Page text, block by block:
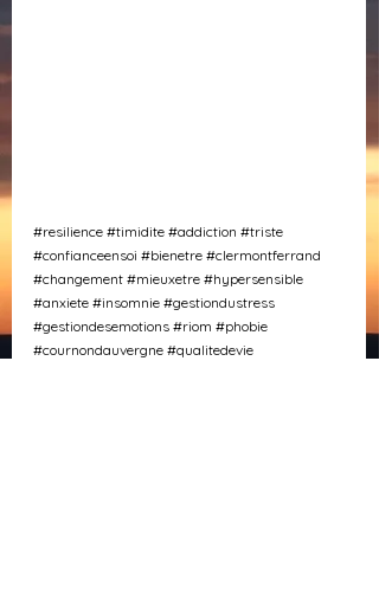
#resilience #timidite #addiction #triste
#confianceensoi #bienetre #clermontferrand
#changement #mieuxetre #hypersensible
#anxiete #insomnie #gestiondustress
#gestiondesemotions #riom #phobie
#cournondauvergne #qualitedevie